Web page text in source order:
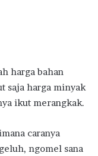
harga bahan
saja harga minyak
ikut merangkak.
caranya
ngomel sana